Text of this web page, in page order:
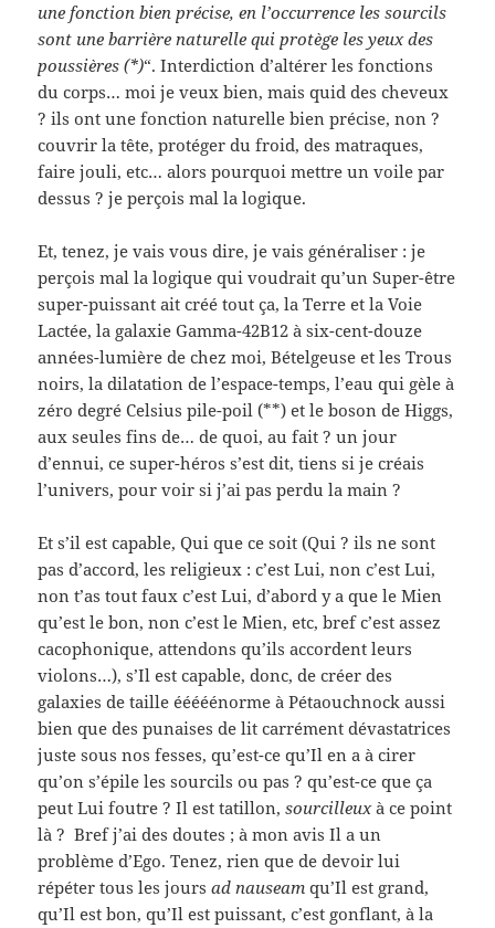
une fonction bien précise, en l’occurrence les sourcils
sont une barrière naturelle qui protège les yeux des
poussières (*)“. Interdiction d’altérer les fonctions
du corps… moi je veux bien, mais quid des cheveux
? ils ont une fonction naturelle bien précise, non ?
couvrir la tête, protéger du froid, des matraques,
faire jouli, etc… alors pourquoi mettre un voile par
dessus ? je perçois mal la logique.
Et, tenez, je vais vous dire, je vais généraliser : je
perçois mal la logique qui voudrait qu’un Super-être
super-puissant ait créé tout ça, la Terre et la Voie
Lactée, la galaxie Gamma-42B12 à six-cent-douze
années-lumière de chez moi, Bételgeuse et les Trous
noirs, la dilatation de l’espace-temps, l’eau qui gèle à
zéro degré Celsius pile-poil (**) et le boson de Higgs,
aux seules fins de… de quoi, au fait ? un jour
d’ennui, ce super-héros s’est dit, tiens si je créais
l’univers, pour voir si j’ai pas perdu la main ?
Et s’il est capable, Qui que ce soit (Qui ? ils ne sont
pas d’accord, les religieux : c’est Lui, non c’est Lui,
non t’as tout faux c’est Lui, d’abord y a que le Mien
qu’est le bon, non c’est le Mien, etc, bref c’est assez
cacophonique, attendons qu’ils accordent leurs
violons…), s’Il est capable, donc, de créer des
galaxies de taille ééééénorme à Pétaouchnock aussi
bien que des punaises de lit carrément dévastatrices
juste sous nos fesses, qu’est-ce qu’Il en a à cirer
qu’on s’épile les sourcils ou pas ? qu’est-ce que ça
peut Lui foutre ? Il est tatillon,sourcilleuxà ce point
là ? Bref j’ai des doutes ; à mon avis Il a un
problème d’Ego. Tenez, rien que de devoir lui
répéter tous les joursad nauseam qu’Il est grand,
qu’Il est bon, qu’Il est puissant, c’est gonflant, à la